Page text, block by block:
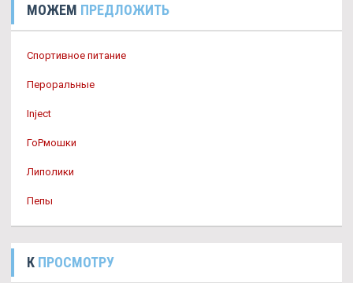
МОЖЕМ ПРЕДЛОЖИТЬ
Спортивное питание
Пероральные
Inject
ГоРмошки
Липолики
Пепы
К ПРОСМОТРУ